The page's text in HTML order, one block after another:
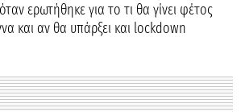
ερωτήθηκε για το τι θα γίνει φέτος
και αν θα υπάρξει και lockdown